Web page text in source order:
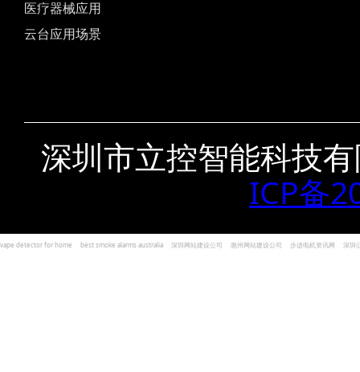
医疗器械应用
云台应用场景
深圳市立控智能科技
ICP备
vape detector for home best smoke alarms australia 深圳网站建设公司 惠州网站建设公司 步进电机资讯网 深圳